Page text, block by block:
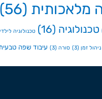
מלאכותית (56)
טכנולוגיה (16) טכנולוגיה
ניהול זמן (3) סורה (3) עיבוד שפה